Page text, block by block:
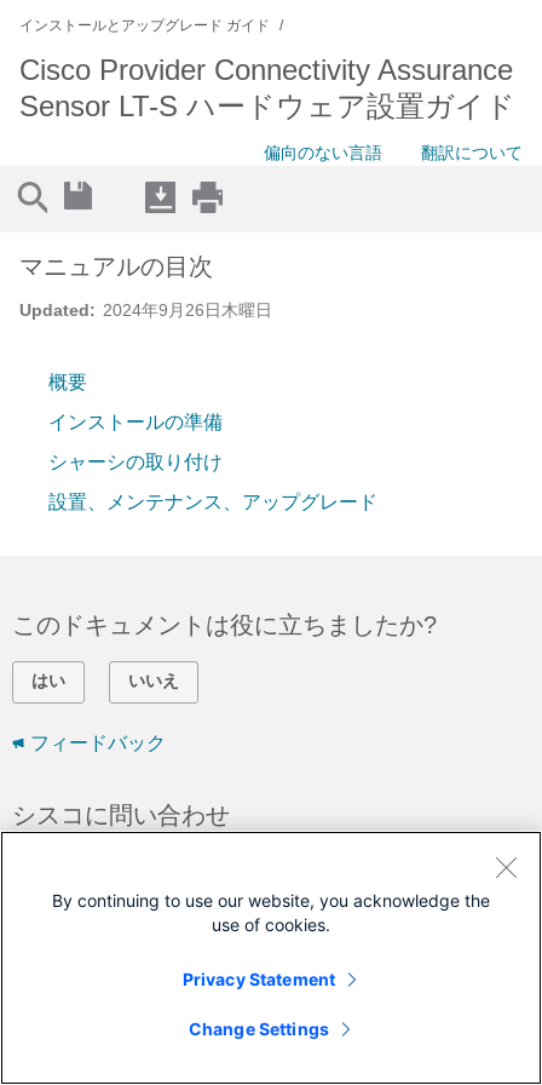
インストールとアップグレード ガイド
Cisco Provider Connectivity Assurance
Sensor LT-S ハードウェア設置ガイド
偏向のない言語 翻訳について
Updated: 2024年9月26日木曜日
マニュアルの目次
概要
インストールの準備
シャーシの取り付け
設置、メンテナンス、アップグレード
このドキュメントは役に立ちましたか?
はい いいえ
フィードバック
シスコに問い合わせ
シスコ サービス契約が必要です。)
By continuing to use our website, you acknowledge the
use of cookies.
Privacy Statement
Change Settings